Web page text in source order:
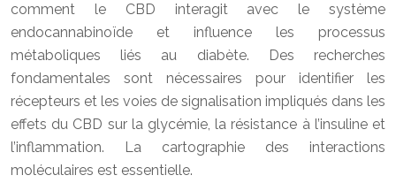
comment le CBD interagit avec le système
endocannabinoïde et influence les processus
métaboliques liés au diabète. Des recherches
fondamentales sont nécessaires pour identifier les
récepteurs et les voies de signalisation impliqués dans les
effets du CBD sur la glycémie, la résistance à l’insuline et
l’inflammation. La cartographie des interactions
moléculaires est essentielle.